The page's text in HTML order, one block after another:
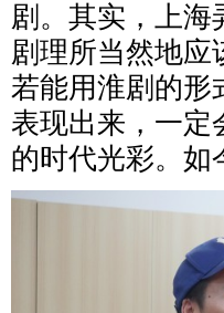
剧。其实，上海
剧理所当然地应
若能用淮剧的形
表现出来，一定
的时代光彩。如